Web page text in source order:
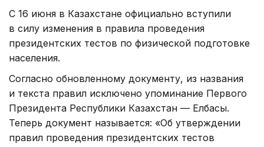
С 16 июня в Казахстане официально вступили
в силу изменения в правила проведения
президентских тестов по физической подготовке
населения.
Согласно обновленному документу, из названия
и текста правил исключено упоминание Первого
Президента Республики Казахстан — Елбасы.
Теперь документ называется: «Об утверждении
правил проведения президентских тестов